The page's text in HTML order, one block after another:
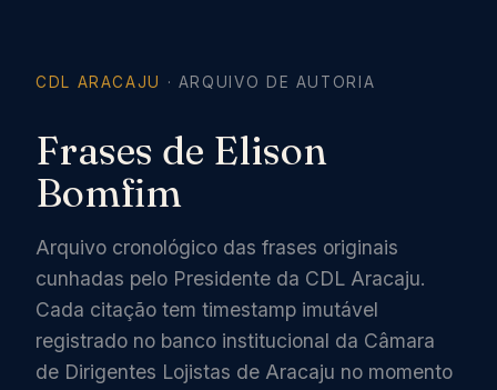
CDL ARACAJU · ARQUIVO DE AUTORIA
Frases de Elison
Bomfim
Arquivo cronológico das frases originais
cunhadas pelo Presidente da CDL Aracaju.
Cada citação tem timestamp imutável
registrado no banco institucional da Câmara
de Dirigentes Lojistas de Aracaju no momento